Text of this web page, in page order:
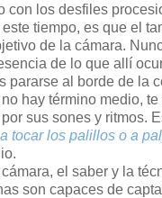
con los desfiles
tiempo, es que el
de la cámara.
de lo que allí
pararse al borde de la
hay término medio,
sus sones y ritmos.
tocar los palillos o a
el saber y la
son capaces de